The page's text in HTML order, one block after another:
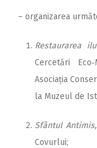
– organizarea
Restaurarea
Cercetări
Asociația
la Muzeul de
Sfântul
Covurlui;